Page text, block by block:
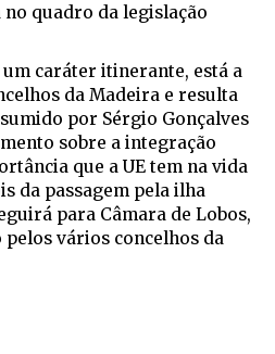
quadro da legislação
caráter itinerante, está a
da Madeira e resulta
por Sérgio Gonçalves
sobre a integração
que a UE tem na vida
da passagem pela ilha
para Câmara de Lobos,
vários concelhos da